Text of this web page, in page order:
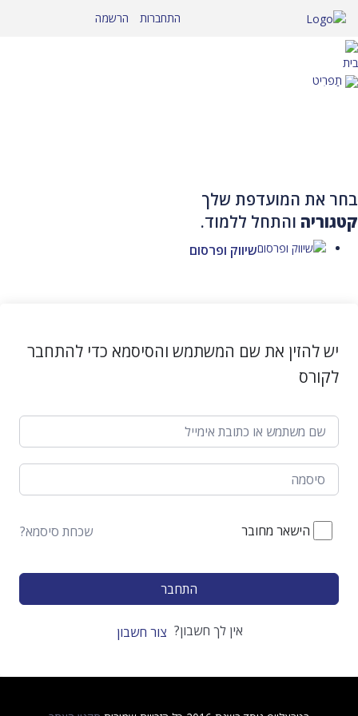
דלג לתוכן
התחברות הרשמה
בית
תַפרִיט
בחר את המועדפת שלך
קטגוריה והתחל ללמוד.
שיווק ופרסום
יש להזין את שם המשתמש והסיסמא כדי להתחבר
לקורס
הישאר מחובר שכחת סיסמא?
התחבר
אין לך חשבון? צור חשבון